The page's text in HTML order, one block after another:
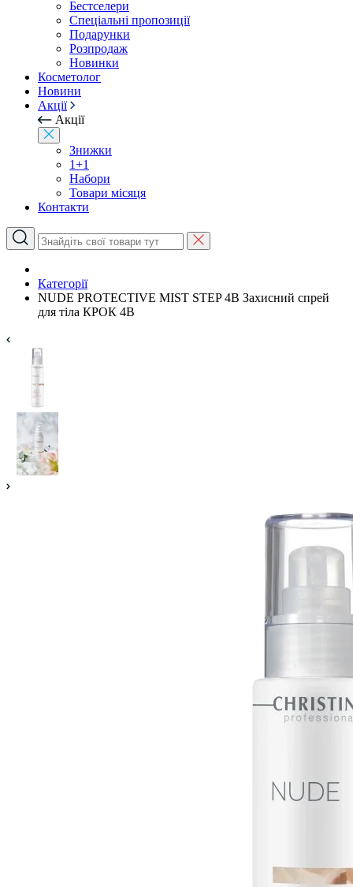
Бестселери
Спеціальні пропозиції
Подарунки
Розпродаж
Новинки
Косметолог
Новини
Акції
Акції
Знижки
1+1
Набори
Товари місяця
Контакти
Категорії
NUDE PROTECTIVE MIST STEP 4B Захисний спрей
для тіла КРОК 4В